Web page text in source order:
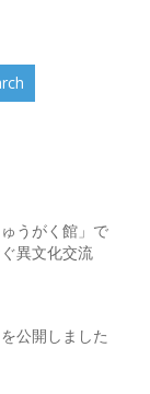
うがく館」で
異文化交流
公開しました